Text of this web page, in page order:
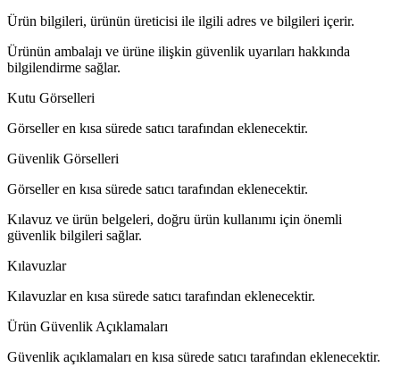
Ürün bilgileri, ürünün üreticisi ile ilgili adres ve bilgileri içerir.
Ürünün ambalajı ve ürüne ilişkin güvenlik uyarıları hakkında
bilgilendirme sağlar.
Kutu Görselleri
Görseller en kısa sürede satıcı tarafından eklenecektir.
Güvenlik Görselleri
Görseller en kısa sürede satıcı tarafından eklenecektir.
Kılavuz ve ürün belgeleri, doğru ürün kullanımı için önemli
güvenlik bilgileri sağlar.
Kılavuzlar
Kılavuzlar en kısa sürede satıcı tarafından eklenecektir.
Ürün Güvenlik Açıklamaları
Güvenlik açıklamaları en kısa sürede satıcı tarafından eklenecektir.